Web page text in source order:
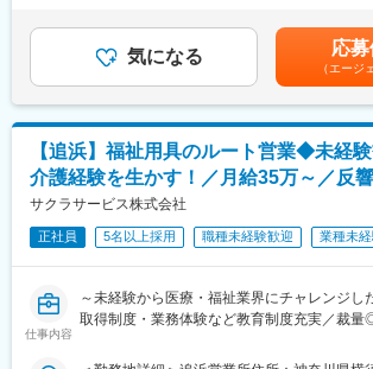
・2ヵ月に1回、1日かけて社内全体研修を実
の出来事の共有をはじめ、各自の振り返り、
品説明会なども行なっています。◎未経験か
・入社後2ヵ月間は当社の事業を理解する期
ーの習得、事業理解、他部署での業務体験な
す。
・福祉用具専門相談員の資格取得に向けた講
講。もちろん、費用は会社負担です。その後
し、独り立ちまで支援します。
ことをお伺いします。
・カタログを見ながら、お客様が生活しやす
明・提案。
・ケアプランを作成されるケアマネージャー
を行います。
ケアマネジャーが担当しているお客様の中で
ちの方はいないかなどの情報を収集し、お客
■業務の特徴：
格交渉することはありません。
・商品や書類の手配は、社内の事務スタッフ
あくまでも目安の金額であり、選考を通じて
ります。月給(月額)は固定手当を含めた表記
気になる 応
（エージ
【追浜】福祉用具のルート営業◆未経
介護経験を生かす！／月給35万～／反
サクラサービス株式会社
正社員 5名以上採用 職種未経験歓迎 業種未
仕事内容
～未経験から医療・福祉業界にチャレンジし
取得制度・業務体験など教育制度充実／裁量